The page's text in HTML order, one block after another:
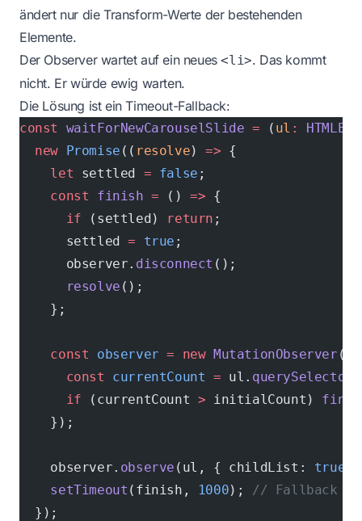
ändert nur die Transform-Werte der bestehenden
Elemente.
Der Observer wartet auf ein neues<li>. Das kommt
nicht. Er würde ewig warten.
Die Lösung ist ein Timeout-Fallback:
const waitForNewCarouselSlide = ( ul :
  new
Promise (( resolve) => {
    let
settled = false ;
    const
finish = () => {
      if
(settled) return ;
      settled
= true ;
      observer.
disconnect ();
      resolve
();
    };
    const
observer = new MutationObserver
      const
currentCount = ul.
      if
(currentCount > initialCount)
    });
    observer.
observe (ul, { childList: true
    setTimeout
(finish, 1000);
// Fallback
  });